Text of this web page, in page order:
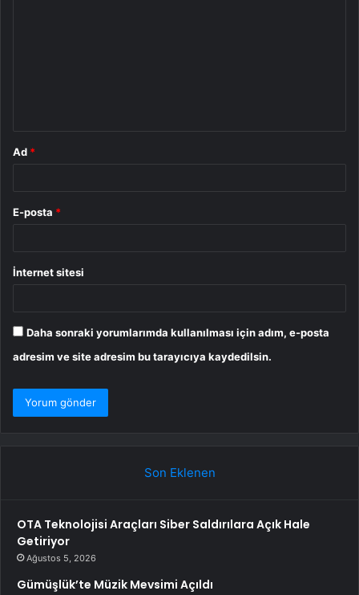
Ad *
E-posta *
İnternet sitesi
Daha sonraki yorumlarımda kullanılması için adım, e-posta
adresim ve site adresim bu tarayıcıya kaydedilsin.
Son Eklenen
OTA Teknolojisi Araçları Siber Saldırılara Açık Hale
Getiriyor
Ağustos 5, 2026
Gümüşlük’te Müzik Mevsimi Açıldı